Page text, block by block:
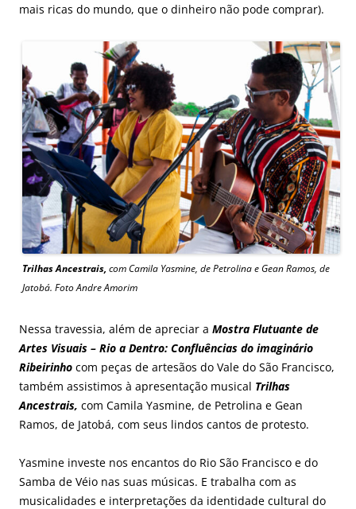
mais ricas do mundo, que o dinheiro não pode comprar).
Trilhas Ancestrais,com Camila Yasmine, de Petrolina e Gean Ramos, de
Jatobá. Foto Andre Amorim
Nessa travessia, além de apreciar a Mostra Flutuante de
Artes Visuais – Rio a Dentro: Confluências do imaginário
Ribeirinho com peças de artesãos do Vale do São Francisco,
também assistimos à apresentação musical Trilhas
Ancestrais, com Camila Yasmine, de Petrolina e Gean
Ramos, de Jatobá, com seus lindos cantos de protesto.
Yasmine investe nos encantos do Rio São Francisco e do
Samba de Véio nas suas músicas. E trabalha com as
musicalidades e interpretações da identidade cultural do